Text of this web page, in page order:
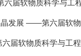
六届软物质科学与工
发展 ——第六届软物
届软物质科学与工